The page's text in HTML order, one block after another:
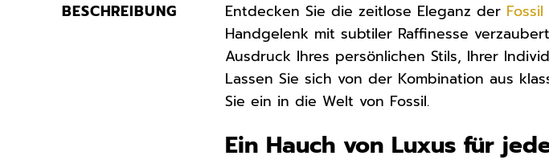
BESCHREIBUNG Entdecken Sie die zeitlose Eleganz der Fossil
Handgelenk mit subtiler Raffinesse
Ausdruck Ihres persönlichen Stils, Ihrer
Lassen Sie sich von der Kombination aus
Sie ein in die Welt von Fossil.
Ein Hauch von Luxus für